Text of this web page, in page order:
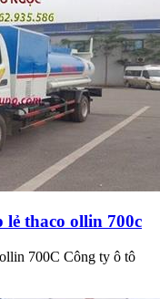
lẻ thaco ollin 700c
700C Công ty ô tô